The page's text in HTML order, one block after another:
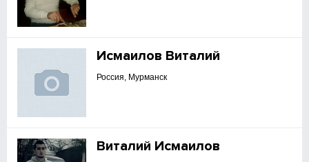
Исмаилов Виталий
Россия, Мурманск
Виталий Исмаилов